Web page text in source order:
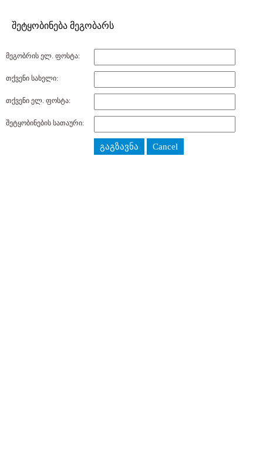
შეტყობინება მეგობარს
მეგობრის ელ. ფოსტა:
თქვენი სახელი:
თქვენი ელ. ფოსტა:
შეტყობინების სათაური:
გაგზავნა Cancel